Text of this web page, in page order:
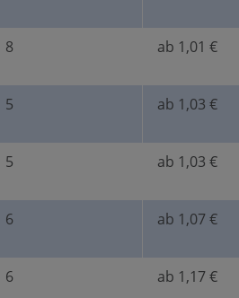
8 ab 1,01 €
5 ab 1,03 €
5 ab 1,03 €
6 ab 1,07 €
6 ab 1,17 €